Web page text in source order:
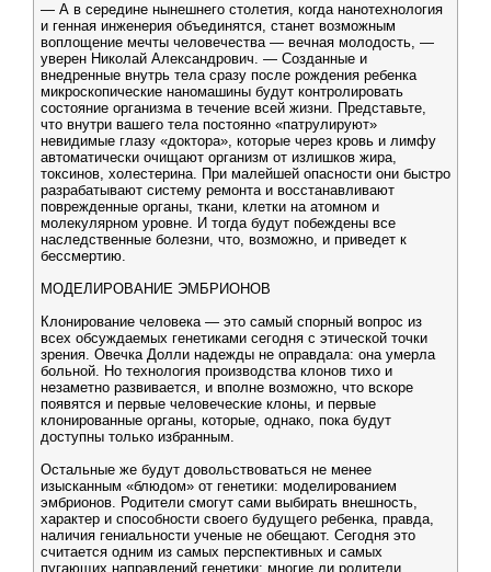
— А в середине нынешнего столетия, когда нанотехнология
и генная инженерия объединятся, станет возможным
воплощение мечты человечества — вечная молодость, —
уверен Николай Александрович. — Созданные и
внедренные внутрь тела сразу после рождения ребенка
микроскопические наномашины будут контролировать
состояние организма в течение всей жизни. Представьте,
что внутри вашего тела постоянно «патрулируют»
невидимые глазу «доктора», которые через кровь и лимфу
автоматически очищают организм от излишков жира,
токсинов, холестерина. При малейшей опасности они быстро
разрабатывают систему ремонта и восстанавливают
поврежденные органы, ткани, клетки на атомном и
молекулярном уровне. И тогда будут побеждены все
наследственные болезни, что, возможно, и приведет к
бессмертию.
МОДЕЛИРОВАНИЕ ЭМБРИОНОВ
Клонирование человека — это самый спорный вопрос из
всех обсуждаемых генетиками сегодня с этической точки
зрения. Овечка Долли надежды не оправдала: она умерла
больной. Но технология производства клонов тихо и
незаметно развивается, и вполне возможно, что вскоре
появятся и первые человеческие клоны, и первые
клонированные органы, которые, однако, пока будут
доступны только избранным.
Остальные же будут довольствоваться не менее
изысканным «блюдом» от генетики: моделированием
эмбрионов. Родители смогут сами выбирать внешность,
характер и способности своего будущего ребенка, правда,
наличия гениальности ученые не обещают. Сегодня это
считается одним из самых перспективных и самых
пугающих направлений генетики: многие ли родители